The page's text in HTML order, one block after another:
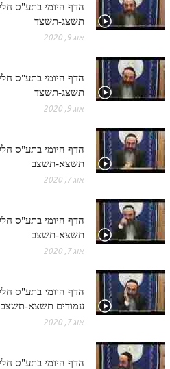
תשצג-תשצד
אוג 9, 2020
תשצג-תשצד
אוג 9, 2020
תשצא-תשצב
אוג 7, 2020
תשצא-תשצב
אוג 7, 2020
עמודים תשצא-תשצב
אוג 7, 2020